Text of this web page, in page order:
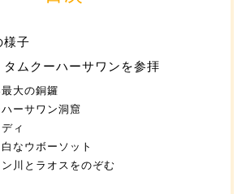
様子
タムクーハーサワンを参拝
大の銅鑼
ーサワン洞窟
ィ
なウボーソット
ン川とラオスをのぞむ